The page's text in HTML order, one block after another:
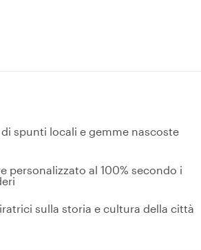
spunti locali e gemme nascoste
personalizzato al 100% secondo i
sulla storia e cultura della città